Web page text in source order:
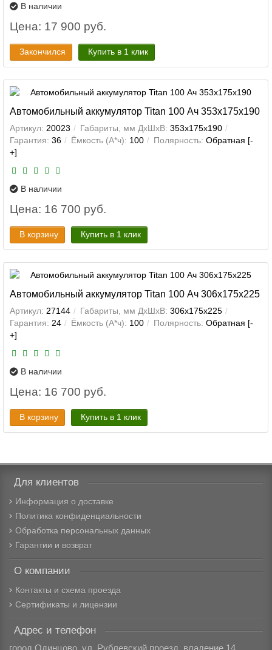
В наличии
Цена: 17 900 руб.
Закончился Купить в 1 клик
Автомобильный аккумулятор Titan 100 Ач 353x175x190
Артикул: 20023 Габариты, мм ДхШхВ: 353x175x190
Гарантия: 36 Ёмкость (А*ч): 100 Полярность: Обратная [-
+]
В наличии
Цена: 16 700 руб.
В корзину Купить в 1 клик
Автомобильный аккумулятор Titan 100 Ач 306x175x225
Артикул: 27144 Габариты, мм ДхШхВ: 306x175x225
Гарантия: 24 Ёмкость (А*ч): 100 Полярность: Обратная [-
+]
В наличии
Цена: 16 700 руб.
В корзину Купить в 1 клик
Для клиентов
Информация о доставке
Политика конфиденциальности
Обработка персональных данных
Гарантии и возврат
О компании
Контакты и схема проезда
Сертификаты и лицензии
Адрес и телефон